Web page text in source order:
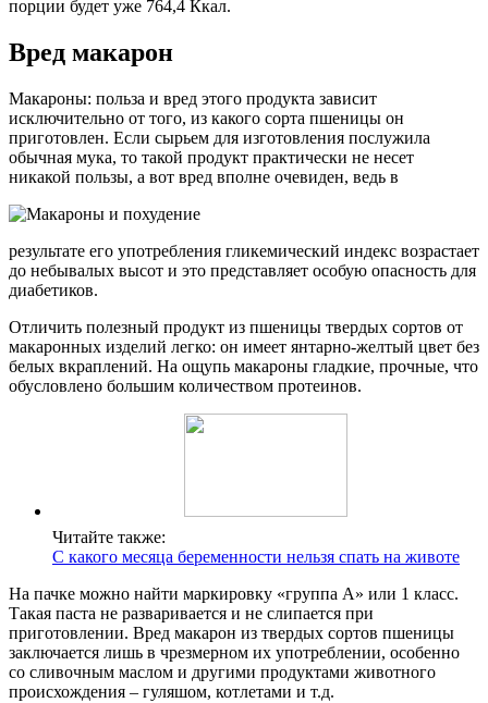
порции будет уже 764,4 Ккал.
Вред макарон
Макароны: польза и вред этого продукта зависит
исключительно от того, из какого сорта пшеницы он
приготовлен. Если сырьем для изготовления послужила
обычная мука, то такой продукт практически не несет
никакой пользы, а вот вред вполне очевиден, ведь в
результате его употребления гликемический индекс возрастает
до небывалых высот и это представляет особую опасность для
диабетиков.
Отличить полезный продукт из пшеницы твердых сортов от
макаронных изделий легко: он имеет янтарно-желтый цвет без
белых вкраплений. На ощупь макароны гладкие, прочные, что
обусловлено большим количеством протеинов.
Читайте также:
С какого месяца беременности нельзя спать на животе
На пачке можно найти маркировку «группа А» или 1 класс.
Такая паста не разваривается и не слипается при
приготовлении. Вред макарон из твердых сортов пшеницы
заключается лишь в чрезмерном их употреблении, особенно
со сливочным маслом и другими продуктами животного
происхождения – гуляшом, котлетами и т.д.